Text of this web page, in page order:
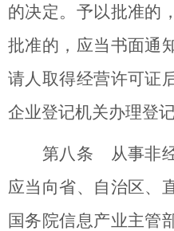
的决定。予以批准的
批准的，应当书面通
请人取得经营许可证
企业登记机关办理登记
第八条 从事非
应当向省、自治区、
国务院信息产业主管